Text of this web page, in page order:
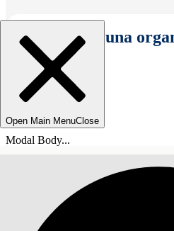
Seleccionar una
Open Main MenuClose
Modal Body...